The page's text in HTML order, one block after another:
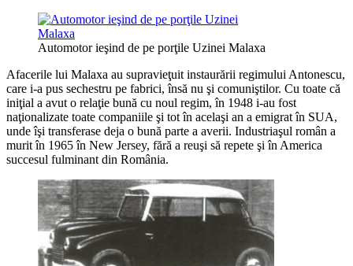
Automotor ieşind de pe porţile Uzinei Malaxa
Afacerile lui Malaxa au supravieţuit instaurării regimului Antonescu,
care i-a pus sechestru pe fabrici, însă nu şi comuniştilor. Cu toate că
iniţial a avut o relaţie bună cu noul regim, în 1948 i-au fost
naţionalizate toate companiile şi tot în acelaşi an a emigrat în SUA,
unde îşi transferase deja o bună parte a averii. Industriaşul român a
murit în 1965 în New Jersey, fără a reuşi să repete şi în America
succesul fulminant din România.